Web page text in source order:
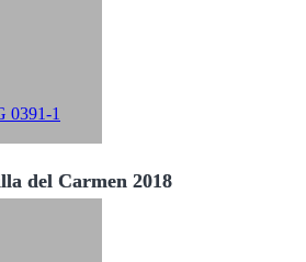
del Carmen 2018